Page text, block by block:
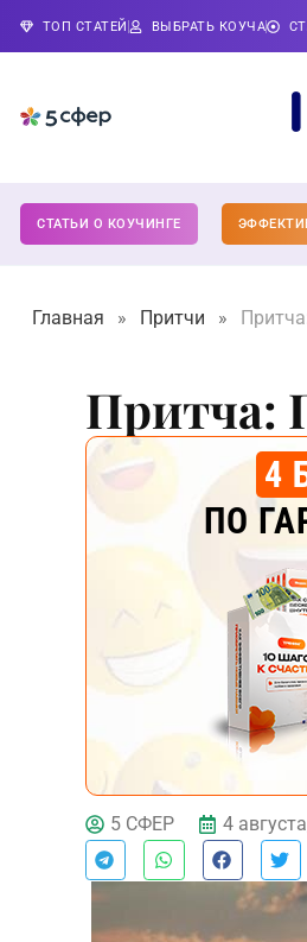
ТОП СТАТЕЙ ВЫБРАТЬ КОУЧА
СТАТЬИ О КОУЧИНГЕ
Главная » Притчи »
Притча:
4
ПО
ДЕЙСТВУЙ
5 СФЕР 4